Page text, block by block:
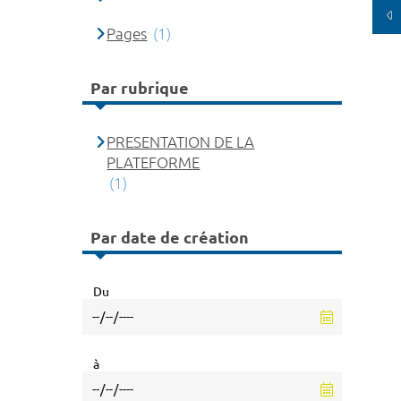
Pages (1)
Par rubrique
PRESENTATION DE LA
PLATEFORME
(1)
Par date de création
Du
à